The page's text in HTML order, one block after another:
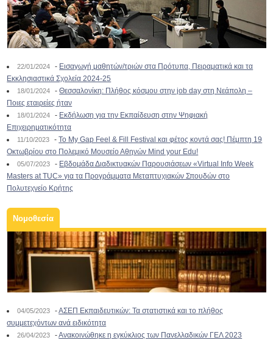
22/01/2024 - Εισαγωγή μαθητών/τριών στα Πρότυπα, Πειραματικά και τα
Εκκλησιαστικά Σχολεία 2024-25
18/01/2024 -Θεσσαλονίκη: Πλήθος κόσμου στην job day στη Νεάπολη –
Ποιες εταιρείες ήταν
18/01/2024 - Εκδήλωση για την Εκπαίδευση στην Ψηφιακή
Επιχειρηματικότητα
11/10/2023 -To My Gap Feel & Fill Festival και φέτος κοντά σας! Πέμπτη 19
Οκτωβρίου στο Πολεμικό Μουσείο Αθηνών Mind your Edu!
05/07/2023 - Εβδομάδα Διαδικτυακών Παρουσιάσεων «Virtual Info Week
Masters at TUC» για τα Προγράμματα Μεταπτυχιακών Σπουδών στο
Πολυτεχνείο Κρήτης
Νομοθεσία
04/05/2023 -ΑΣΕΠ Εκπαιδευτικών: Τα στατιστικά και το πλήθος
συμμετεχόντων ανά ειδικότητα
26/04/2023 -Ανακοινώθηκε η εγκύκλιος των Πανελλαδικών ΓΕΛ 2023